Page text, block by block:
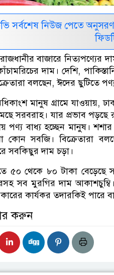
সর্বশেষ নিউজ পেতে
বাজারে নিত্যপণ্যের
দাম। দেশি,
বলছেন, ঈদের ছুটিতে
মানুষ গ্রামে যাওয়ায়,
সরবরাহ। যার প্রভাব পড়ছে
পণ্য বাধ্য হচ্ছেন মানুষ।
কোন সবজি। বিক্রেতারা
সবকিছুর দাম চড়া।
৫০ থেকে ৮০ টাকা বেড়েছে
সব মুরগির দাম
কার্যকর তদারকিই পারে
করুন